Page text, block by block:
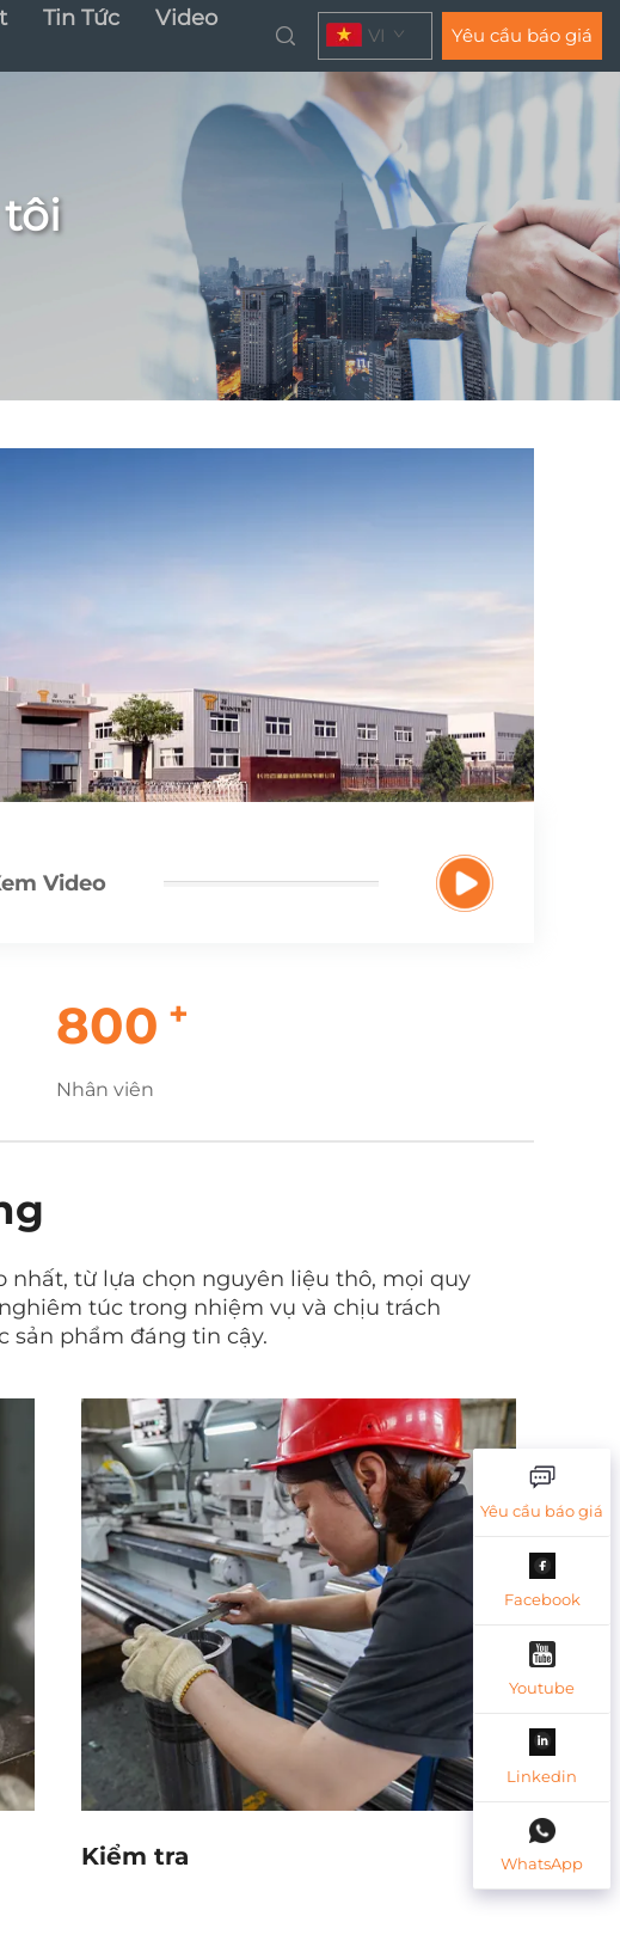
Tin Tức
Video
VI Yêu cầu báo giá
Video
800 +
Nhân viên
từ lựa chọn nguyên liệu thô, mọi quy
túc trong nhiệm vụ và chịu trách
sản phẩm đáng tin cậy.
Kiểm tra Gia
Yêu cầu báo giá
Facebook
Youtube
Linkedin
WhatsApp